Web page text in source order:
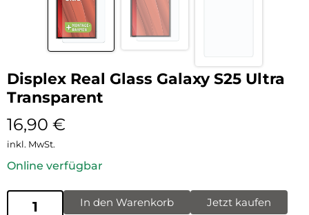
Displex Real Glass Galaxy S25 Ultra
Transparent
16,90 €
inkl. MwSt.
Online verfügbar
In den Warenkorb Jetzt kaufen